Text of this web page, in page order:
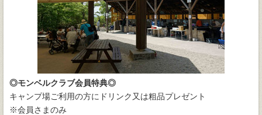
◎モンベルクラブ会員特典◎
キャンプ場ご利用の方にドリンク又は粗品プレゼント
※会員さまのみ